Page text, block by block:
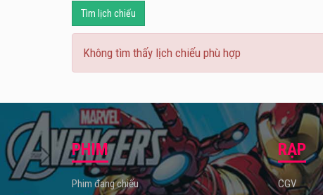
Tìm lịch chiếu
Không tìm thấy lịch chiếu phù hợp
PHIM
Phim đang chiếu
RẠP
CGV